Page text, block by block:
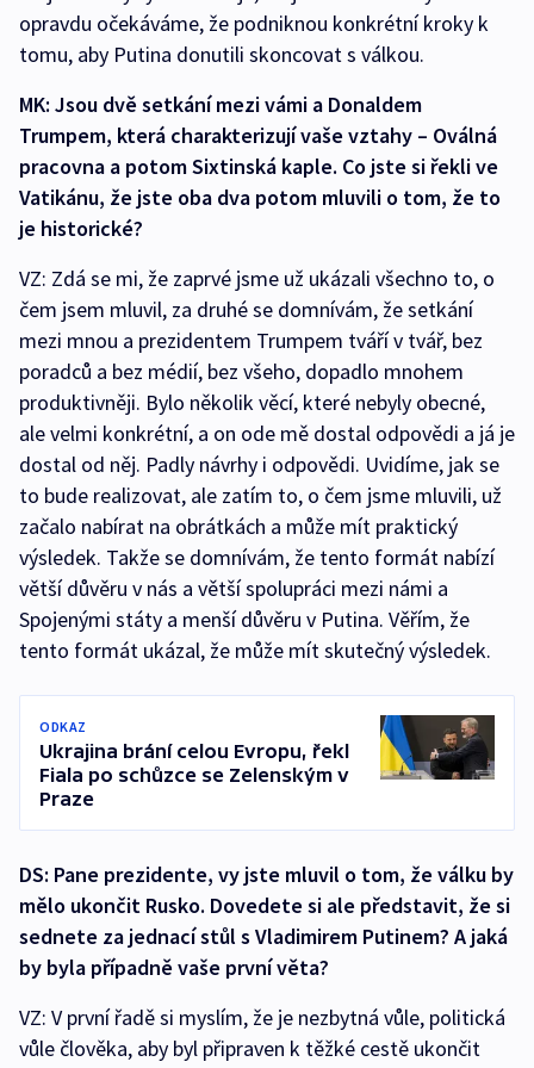
opravdu očekáváme, že podniknou konkrétní kroky k
tomu, aby Putina donutili skoncovat s válkou.
MK: Jsou dvě setkání mezi vámi a Donaldem
Trumpem, která charakterizují vaše vztahy – Oválná
pracovna a potom Sixtinská kaple. Co jste si řekli ve
Vatikánu, že jste oba dva potom mluvili o tom, že to
je historické?
VZ: Zdá se mi, že zaprvé jsme už ukázali všechno to, o
čem jsem mluvil, za druhé se domnívám, že setkání
mezi mnou a prezidentem Trumpem tváří v tvář, bez
poradců a bez médií, bez všeho, dopadlo mnohem
produktivněji. Bylo několik věcí, které nebyly obecné,
ale velmi konkrétní, a on ode mě dostal odpovědi a já je
dostal od něj. Padly návrhy i odpovědi. Uvidíme, jak se
to bude realizovat, ale zatím to, o čem jsme mluvili, už
začalo nabírat na obrátkách a může mít praktický
výsledek. Takže se domnívám, že tento formát nabízí
větší důvěru v nás a větší spolupráci mezi námi a
Spojenými státy a menší důvěru v Putina. Věřím, že
tento formát ukázal, že může mít skutečný výsledek.
ODKAZ
Ukrajina brání celou Evropu, řekl
Fiala po schůzce se Zelenským v
Praze
DS: Pane prezidente, vy jste mluvil o tom, že válku by
mělo ukončit Rusko. Dovedete si ale představit, že si
sednete za jednací stůl s Vladimirem Putinem? A jaká
by byla případně vaše první věta?
VZ: V první řadě si myslím, že je nezbytná vůle, politická
vůle člověka, aby byl připraven k těžké cestě ukončit